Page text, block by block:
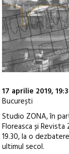
17 aprilie 2019,
București
Studio ZONA, în
Floreasca și
19.30, la o
ultimul secol.